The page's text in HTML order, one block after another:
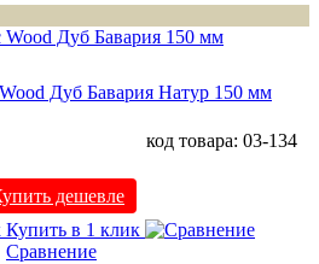
Дуб Бавария Натур 150 мм
код товара: 03-134
дешевле
Купить в 1 клик
Сравнение